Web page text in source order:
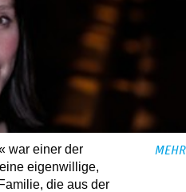
war einer der
eigenwillige,
die aus der
MEHR